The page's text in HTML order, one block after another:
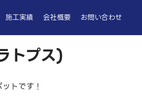
施工実績 会社概要 お問い合わせ
トプス)
トです！